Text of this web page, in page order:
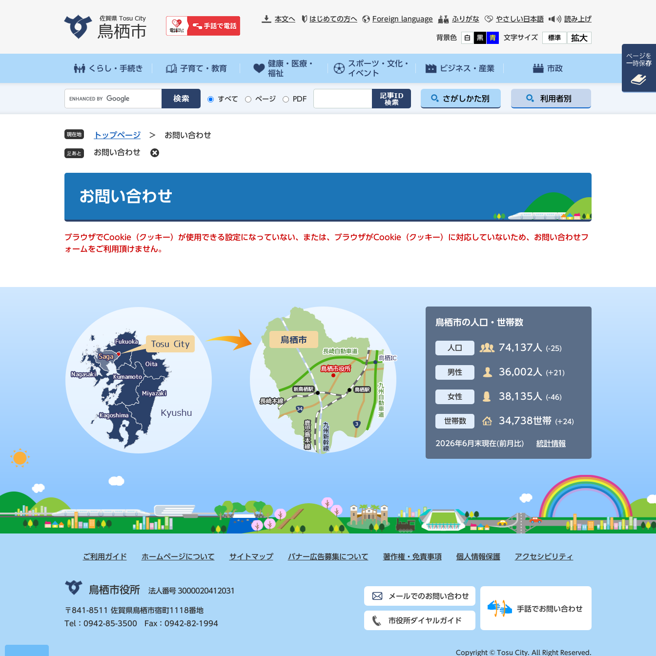
先
を
本文へ はじめての方へ Foreign language ふりがな やさしい日本語 読み上げ
背景色 白 黒 青 文字サイズ 標準 拡大
くらし・手続き 子育て・教育
健康・医療・
福祉
スポーツ・文化・
イベント
ビジネス・産業 市政
o
g
l
e
ス
索
すべて ページ PDF さがしかた別 利用者別
現在地 トップページ > お問い合わせ
お問い合わせ
お問い合わせ
ブラウザでCookie（クッキー）が使用できる設定になっていない、または、ブラウザがCookie（クッキー）に対応していないため、お問い合わせフ
ォームをご利用頂けません。
鳥栖市の人口・世帯数
人口 74,137人 (-25)
男性 36,002人 (+21)
女性 38,135人 (-46)
世帯数 34,738世帯 (+24)
2026年6月末現在(前月比) 統計情報
ご利用ガイド ホームページについて サイトマップ バナー広告募集について 著作権・免責事項 個人情報保護 アクセシビリティ
鳥栖市役所 法人番号 3000020412031
〒841-8511 佐賀県鳥栖市宿町1118番地
Tel：0942-85-3500 Fax：0942-82-1994
メールでのお問い合わせ
市役所ダイヤルガイド
手話でお問い合わせ
Copyright © Tosu City. All Right Reserved.
ページを
一時保存